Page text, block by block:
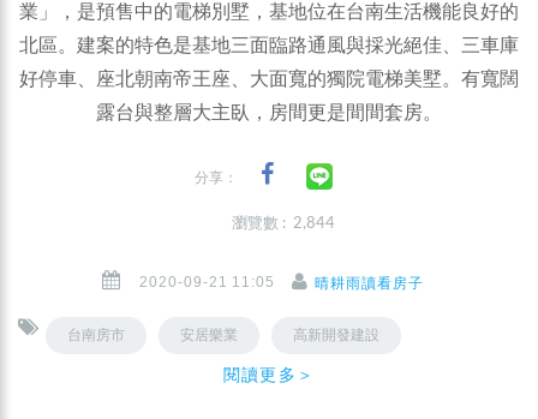
業」，是預售中的電梯別墅，基地位在台南生活機能良好的
北區。建案的特色是基地三面臨路通風與採光絕佳、三車庫
好停車、座北朝南帝王座、大面寬的獨院電梯美墅。有寬闊
露台與整層大主臥，房間更是間間套房。
分享：
瀏覽數 : 2,844
2020-09-21 11:05 晴耕雨讀看房子
台南房市 安居樂業 高新開發建設
閱讀更多＞